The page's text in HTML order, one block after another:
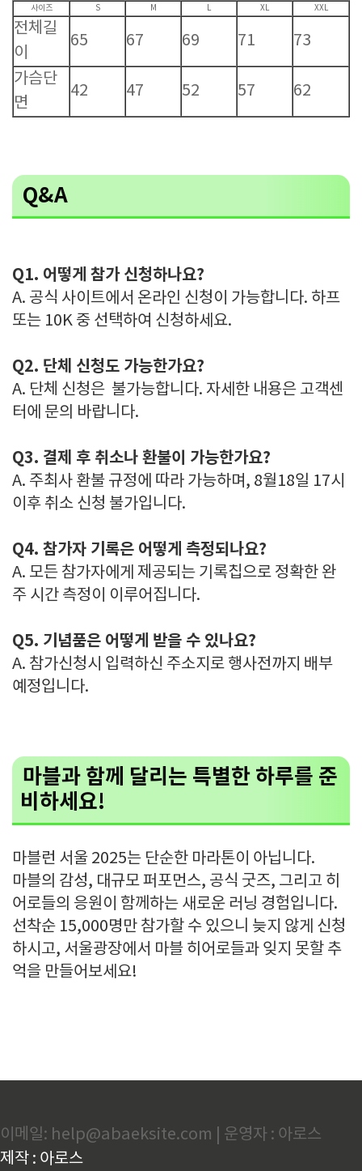
사이즈 S M L XL XXL
전체길
이
65 67 69 71 73
가슴단
면
42 47 52 57 62
Q&A
Q1. 어떻게 참가 신청하나요?
A. 공식 사이트에서 온라인 신청이 가능합니다. 하프
또는 10K 중 선택하여 신청하세요.
Q2. 단체 신청도 가능한가요?
A. 단체 신청은 불가능합니다. 자세한 내용은 고객센
터에 문의 바랍니다.
Q3. 결제 후 취소나 환불이 가능한가요?
A. 주최사 환불 규정에 따라 가능하며, 8월18일 17시
이후 취소 신청 불가입니다.
Q4. 참가자 기록은 어떻게 측정되나요?
A. 모든 참가자에게 제공되는 기록칩으로 정확한 완
주 시간 측정이 이루어집니다.
Q5. 기념품은 어떻게 받을 수 있나요?
A. 참가신청시 입력하신 주소지로 행사전까지 배부
예정입니다.
마블과 함께 달리는 특별한 하루를 준
비하세요!
마블런 서울 2025는 단순한 마라톤이 아닙니다.
마블의 감성, 대규모 퍼포먼스, 공식 굿즈, 그리고 히
어로들의 응원이 함께하는 새로운 러닝 경험입니다.
선착순 15,000명만 참가할 수 있으니 늦지 않게 신청
하시고, 서울광장에서 마블 히어로들과 잊지 못할 추
억을 만들어보세요!
이메일: help@abaeksite.com | 운영자 : 아로스
제작 : 아로스